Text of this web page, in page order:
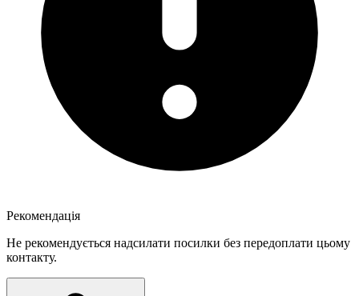
Рекомендація
Не рекомендується надсилати посилки без передоплати цьому
контакту.